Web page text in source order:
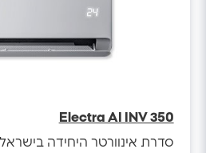
Electra AI INV 350
סדרת אינוורטר היחידה